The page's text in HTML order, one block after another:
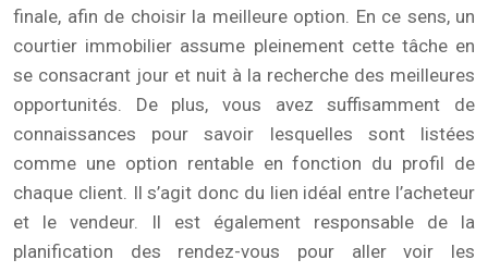
finale, afin de choisir la meilleure option. En ce sens, un
courtier immobilier assume pleinement cette tâche en
se consacrant jour et nuit à la recherche des meilleures
opportunités. De plus, vous avez suffisamment de
connaissances pour savoir lesquelles sont listées
comme une option rentable en fonction du profil de
chaque client. Il s’agit donc du lien idéal entre l’acheteur
et le vendeur. Il est également responsable de la
planification des rendez-vous pour aller voir les